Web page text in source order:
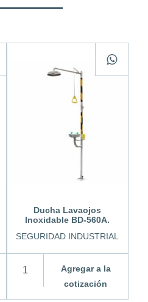
Ducha Lavaojos
Inoxidable BD-560A.
SEGURIDAD INDUSTRIAL
Agregar a la
cotización